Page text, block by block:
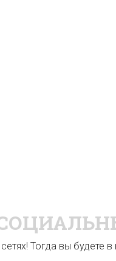
Тогда вы будете в